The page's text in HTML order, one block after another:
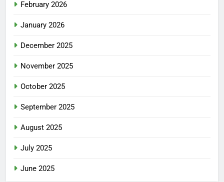
February 2026
January 2026
December 2025
November 2025
October 2025
September 2025
August 2025
July 2025
June 2025